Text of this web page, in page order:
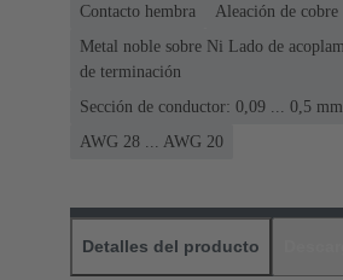
Contacto hembra
Aleación de cobre
Metal noble sobre Ni Lado de
de terminación
Sección de conductor: 0,09 ... 0,5
AWG 28 ... AWG 20
Detalles del producto